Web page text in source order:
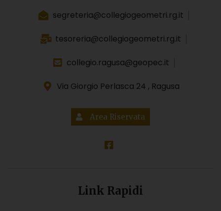
segreteria@collegiogeometri.rg.it
tesoreria@collegiogeometri.rg.it
collegio.ragusa@geopec.it
Via Giorgio Perlasca 24 , Ragusa
Area Riservata
Link Rapidi